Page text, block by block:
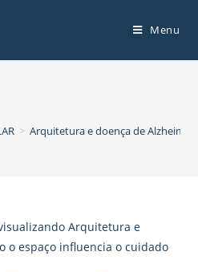
Menu
> Arquitetura e doença de